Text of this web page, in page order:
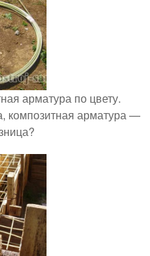
арматура по цвету.
композитная арматура —